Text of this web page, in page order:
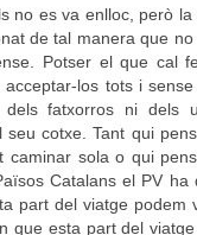
no es va enlloc, però
de tal manera que
Potser el que cal
acceptar-los tots i
fatxorros ni dels
seu cotxe. Tant qui
caminar sola o qui
Catalans el PV ha
part del viatge podem
que esta part del